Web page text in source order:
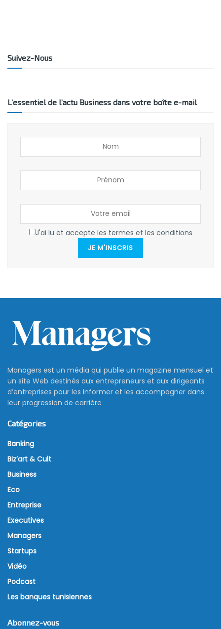
Suivez-Nous
L’essentiel de l’actu Business dans votre boîte e-mail
J'ai lu et accepte les termes et les conditions
JE M'INSCRIS
Managers est un média qui publie un magazine mensuel et
un site Web destinés aux entrepreneurs et aux dirigeants
d’entreprises pour les informer et les accompagner dans
leur progression de carrière
Catégories
Banking
Biz’art & Cult
Business
Eco
Entreprise
Executives
Managers
Startups
Vidéo
Podcast
Les banques tunisiennes
Abonnez-vous